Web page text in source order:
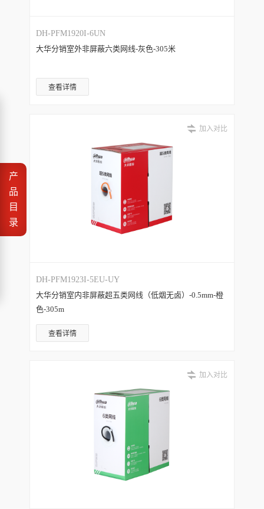
产
品
目
录
DH-PFM1920I-6UN
大华分销室外非屏蔽六类网线-灰色-305米
查看详情
加入对比
DH-PFM1923I-5EU-UY
大华分销室内非屏蔽超五类网线（低烟无卤）-0.5mm-橙
色-305m
查看详情
加入对比